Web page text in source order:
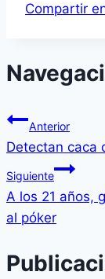
Compartir
Anterior
Detectan caca
Siguiente
A los 21 años,
al póker